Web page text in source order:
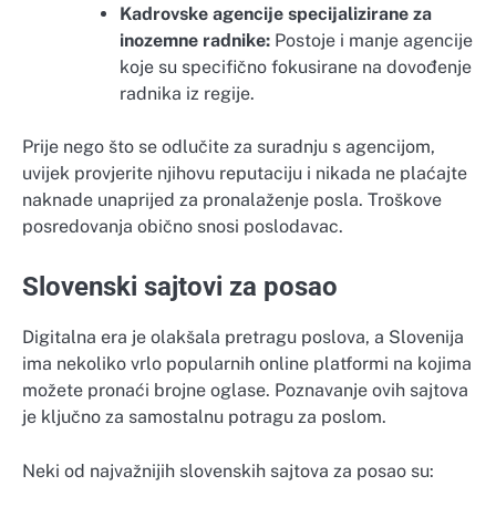
Kadrovske agencije specijalizirane za
inozemne radnike: Postoje i manje agencije
koje su specifično fokusirane na dovođenje
radnika iz regije.
Prije nego što se odlučite za suradnju s agencijom,
uvijek provjerite njihovu reputaciju i nikada ne plaćajte
naknade unaprijed za pronalaženje posla. Troškove
posredovanja obično snosi poslodavac.
Slovenski sajtovi za posao
Digitalna era je olakšala pretragu poslova, a Slovenija
ima nekoliko vrlo popularnih online platformi na kojima
možete pronaći brojne oglase. Poznavanje ovih sajtova
je ključno za samostalnu potragu za poslom.
Neki od najvažnijih slovenskih sajtova za posao su: